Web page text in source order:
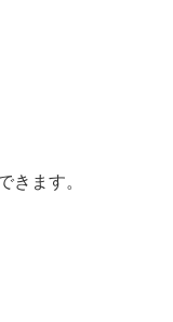
きます。